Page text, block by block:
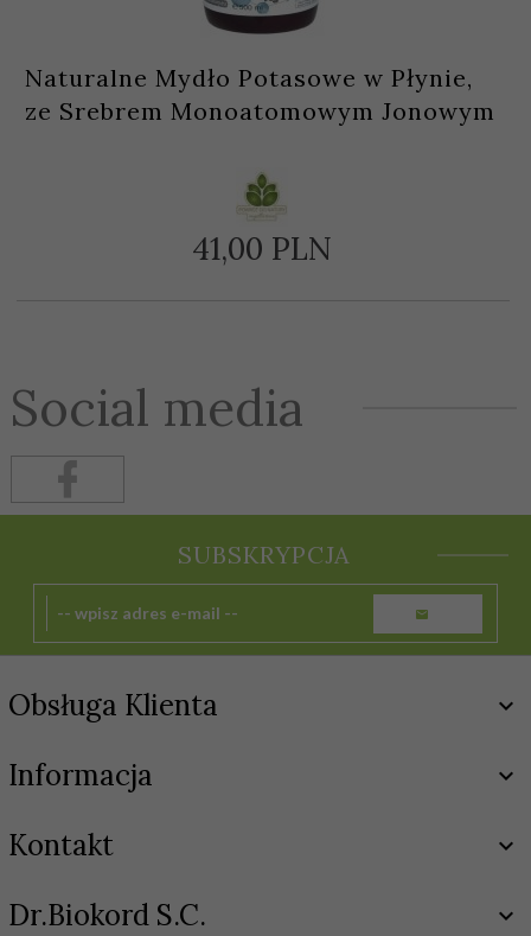
Naturalne Mydło Potasowe w Płynie,
ze Srebrem Monoatomowym Jonowym
41,00 PLN
Social media
SUBSKRYPCJA
Obsługa Klienta
Informacja
Kontakt
Dr.Biokord S.C.